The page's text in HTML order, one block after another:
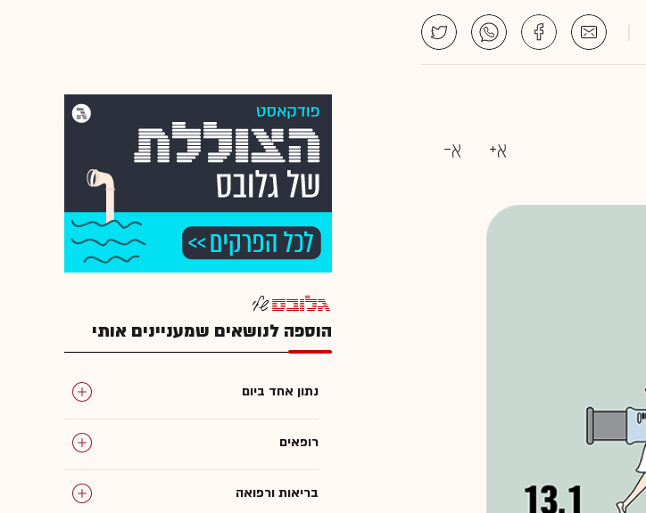
הוספה לנושאים שמעניינים אותי
נתון אחד ביום
רופאים
בריאות ורפואה